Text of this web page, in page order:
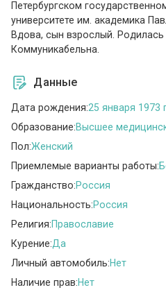
Петербургском
университете им. академика
Вдова, сын взрослый.
Коммуникабельна.
Данные
Дата рождения:25 января 1973
Образование:Высшее
Пол:Женский
Приемлемые варианты работы:
Гражданство:Россия
Национальность:Россия
Религия:Православие
Курение:Да
Личный автомобиль:Нет
Наличие прав:Нет